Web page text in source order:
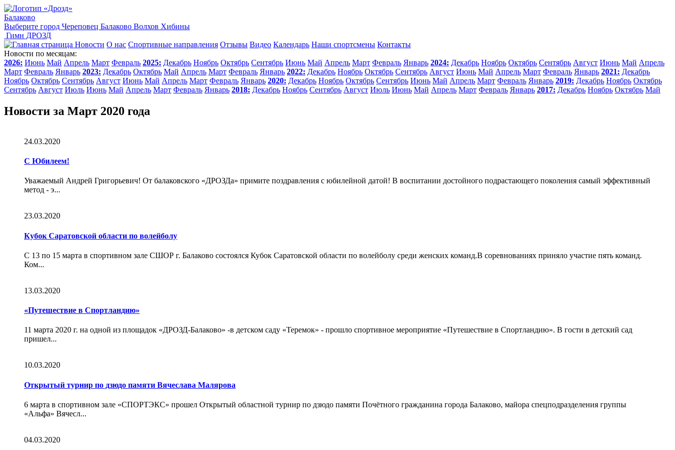
Балаково
Выберите город Череповец Балаково Волхов Хибины
Гимн ДРОЗД
Новости О нас Спортивные направления Отзывы Видео Календарь Наши спортсмены Контакты
Новости по месяцам:
2026: Июнь Май Апрель Март Февраль 2025: Декабрь Ноябрь Октябрь Сентябрь Июнь Май Апрель Март Февраль Январь 2024: Декабрь Ноябрь Октябрь Сентябрь Август Июнь Май Апрель
Март Февраль Январь 2023: Декабрь Октябрь Май Апрель Март Февраль Январь 2022: Декабрь Ноябрь Октябрь Сентябрь Август Июнь Май Апрель Март Февраль Январь 2021: Декабрь
Ноябрь Октябрь Сентябрь Август Июнь Май Апрель Март Февраль Январь 2020: Декабрь Ноябрь Октябрь Сентябрь Июнь Май Апрель Март Февраль Январь 2019: Декабрь Ноябрь Октябрь
Сентябрь Август Июль Июнь Май Апрель Март Февраль Январь 2018: Декабрь Ноябрь Сентябрь Август Июль Июнь Май Апрель Март Февраль Январь 2017: Декабрь Ноябрь Октябрь Май
Новости за Март 2020 года
24.03.2020
С Юбилеем!
Уважаемый Андрей Григорьевич! От балаковского «ДРОЗДа» примите поздравления с юбилейной датой! В воспитании достойного подрастающего поколения самый эффективный
метод - э...
23.03.2020
Кубок Саратовской области по волейболу
С 13 по 15 марта в спортивном зале СШОР г. Балаково состоялся Кубок Саратовской области по волейболу среди женских команд.В соревнованиях приняло участие пять команд.
Ком...
13.03.2020
«Путешествие в Спортландию»
11 марта 2020 г. на одной из площадок «ДРОЗД-Балаково» -в детском саду «Теремок» - прошло спортивное мероприятие «Путешествие в Спортландию». В гости в детский сад
пришел...
10.03.2020
Открытый турнир по дзюдо памяти Вячеслава Малярова
6 марта в спортивном зале «СПОРТЭКС» прошел Открытый областной турнир по дзюдо памяти Почётного гражданина города Балаково, майора спецподразделения группы
«Альфа» Вячесл...
04.03.2020